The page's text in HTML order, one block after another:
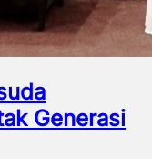
Generasi